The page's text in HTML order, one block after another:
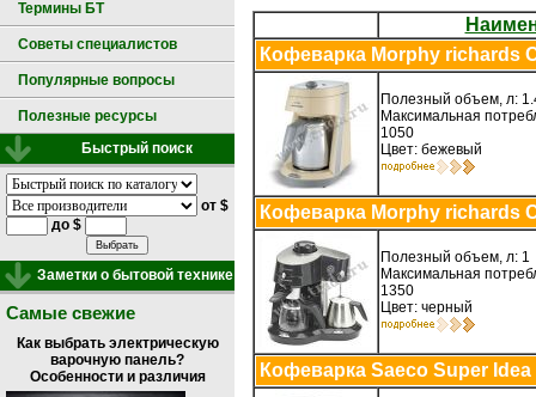
Термины БТ
Советы специалистов
Популярные вопросы
Полезные ресурсы
Быстрый поиск
от $
до $
Заметки о бытовой технике
Самые свежие
Как выбрать электрическую
варочную панель?
Особенности и различия
Кофеварка Morphy richards
Полезный объем, л:
Максимальная
1050
Цвет: бежевый
Кофеварка Morphy richards
Полезный объем, л: 1
Максимальная
1350
Цвет: черный
Кофеварка Saeco Super Idea